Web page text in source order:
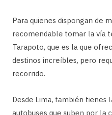
Para quienes dispongan de
recomendable tomar la vía
Tarapoto, que es la que
destinos increíbles, pero
recorrido.
Desde Lima, también tienes
autobuses que suben por la